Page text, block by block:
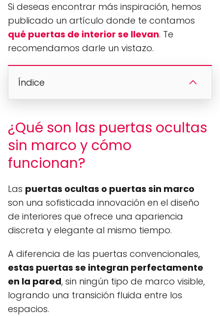
Si deseas encontrar más inspiración, hemos
publicado un artículo donde te contamos
qué puertas de interior se llevan. Te
recomendamos darle un vistazo.
Índice
¿Qué son las puertas ocultas
sin marco y cómo
funcionan?
Las puertas ocultas o puertas sin marco
son una sofisticada innovación en el diseño
de interiores que ofrece una apariencia
discreta y elegante al mismo tiempo.
A diferencia de las puertas convencionales,
estas puertas se integran perfectamente
en la pared, sin ningún tipo de marco visible,
logrando una transición fluida entre los
espacios.